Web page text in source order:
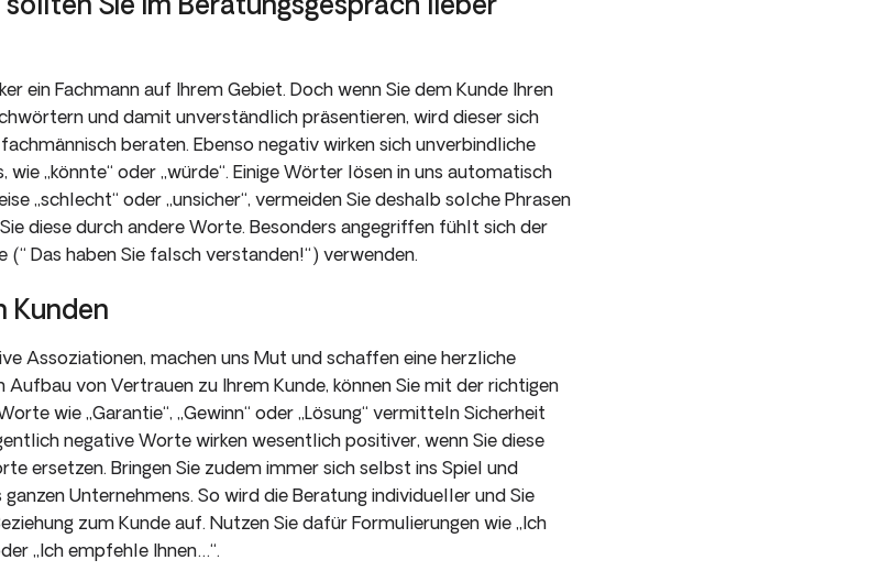
ein Fachmann auf Ihrem Gebiet. Doch wenn Sie dem Kunde Ihren
und damit unverständlich präsentieren, wird dieser sich
beraten. Ebenso negativ wirken sich unverbindliche
wie „könnte“ oder „würde“. Einige Wörter lösen in uns automatisch
„schlecht“ oder „unsicher“, vermeiden Sie deshalb solche Phrasen
diese durch andere Worte. Besonders angegriffen fühlt sich der
(“ Das haben Sie falsch verstanden!“) verwenden.
Kunden
Assoziationen, machen uns Mut und schaffen eine herzliche
von Vertrauen zu Ihrem Kunde, können Sie mit der richtigen
wie „Garantie“, „Gewinn“ oder „Lösung“ vermitteln Sicherheit
negative Worte wirken wesentlich positiver, wenn Sie diese
ersetzen. Bringen Sie zudem immer sich selbst ins Spiel und
Unternehmens. So wird die Beratung individueller und Sie
zum Kunde auf. Nutzen Sie dafür Formulierungen wie „Ich
„Ich empfehle Ihnen…“.